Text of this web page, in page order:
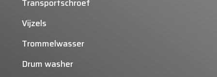
Transportschroef
Vijzels
Trommelwasser
Drum washer